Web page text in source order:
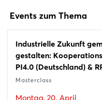
Events zum Thema
Industrielle Zukunft
gestalten:
PI4.0 (Deutschland) &
Masterclass
Montag, 20. April